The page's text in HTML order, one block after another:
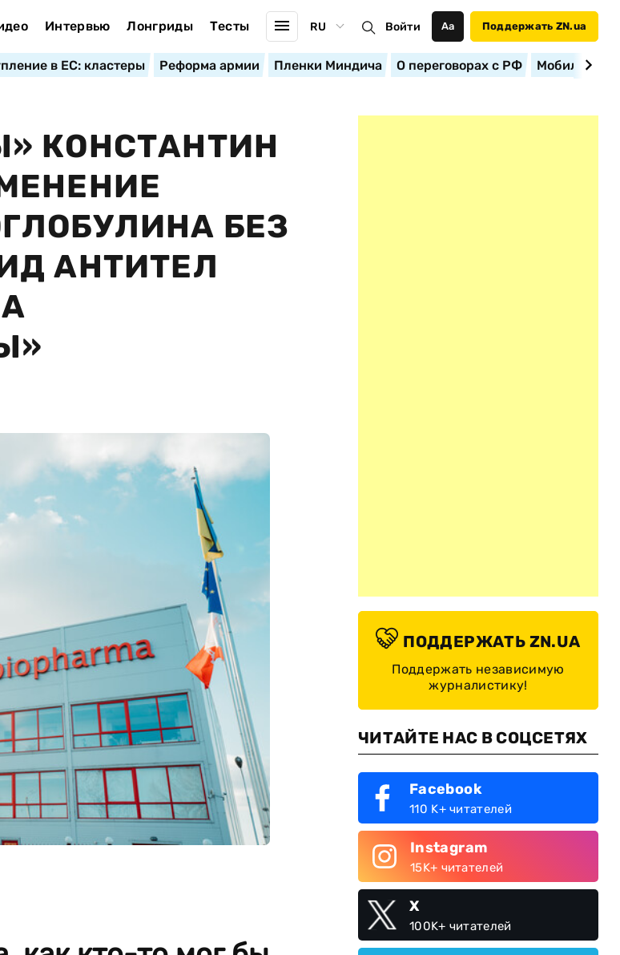
Интервью Лонгриды Тесты RU Войти Аа Поддержать ZN.ua
в ЕС: кластеры Реформа армии Пленки Миндича О переговорах с РФ
КОНСТАНТИН
БЕЗ
АНТИТЕЛ
ПОДДЕРЖАТЬ ZN.UA
Поддержать независимую
журналистику!
ЧИТАЙТЕ НАС В СОЦСЕТЯХ
Facebook
110 K+ читателей
Instagram
15K+ читателей
X
100K+ читателей